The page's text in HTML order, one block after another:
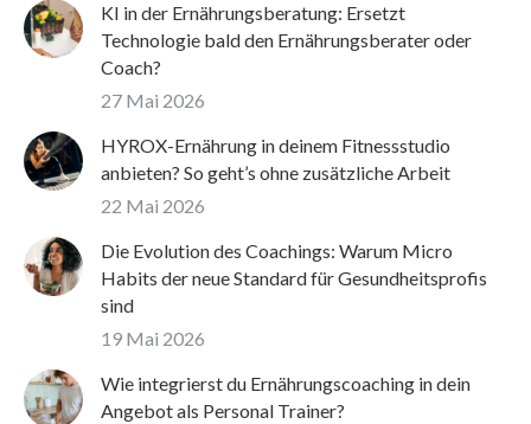
KI in der Ernährungsberatung: Ersetzt
Technologie bald den Ernährungsberater oder
Coach?
27 Mai 2026
HYROX-Ernährung in deinem Fitnessstudio
anbieten? So geht’s ohne zusätzliche Arbeit
22 Mai 2026
Die Evolution des Coachings: Warum Micro
Habits der neue Standard für Gesundheitsprofis
sind
19 Mai 2026
Wie integrierst du Ernährungscoaching in dein
Angebot als Personal Trainer?